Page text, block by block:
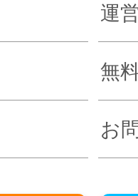
運
無
お